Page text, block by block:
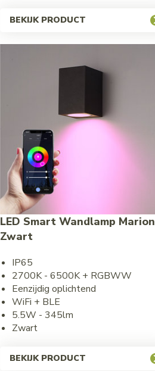
BEKIJK PRODUCT
LED Smart Wandlamp Marion
Zwart
IP65
2700K - 6500K + RGBWW
Eenzijdig oplichtend
WiFi + BLE
5.5W - 345lm
Zwart
BEKIJK PRODUCT